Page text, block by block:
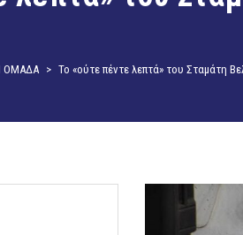
ΟΜΑΔΑ > Το «ούτε πέντε λεπτά» του Σταμάτη